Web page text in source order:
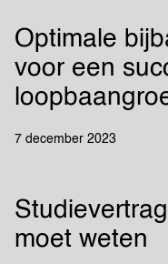
Optimale
voor een
7 december 2023
moet weten